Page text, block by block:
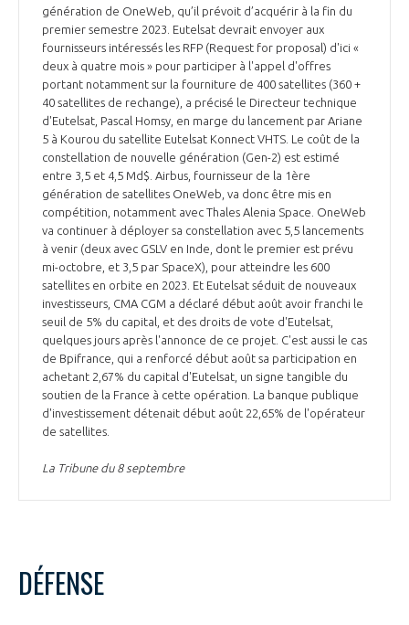
INNOVATION
INTERNATIONALISATION
génération de OneWeb, qu’il prévoit d’acquérir à la fin du
premier semestre 2023. Eutelsat devrait envoyer aux
fournisseurs intéressés les RFP (Request for proposal) d'ici «
deux à quatre mois » pour participer à l'appel d'offres
portant notamment sur la fourniture de 400 satellites (360 +
40 satellites de rechange), a précisé le Directeur technique
d'Eutelsat, Pascal Homsy, en marge du lancement par Ariane
5 à Kourou du satellite Eutelsat Konnect VHTS. Le coût de la
constellation de nouvelle génération (Gen-2) est estimé
entre 3,5 et 4,5 Md$. Airbus, fournisseur de la 1ère
génération de satellites OneWeb, va donc être mis en
compétition, notamment avec Thales Alenia Space. OneWeb
va continuer à déployer sa constellation avec 5,5 lancements
à venir (deux avec GSLV en Inde, dont le premier est prévu
mi-octobre, et 3,5 par SpaceX), pour atteindre les 600
satellites en orbite en 2023. Et Eutelsat séduit de nouveaux
investisseurs, CMA CGM a déclaré début août avoir franchi le
seuil de 5% du capital, et des droits de vote d'Eutelsat,
quelques jours après l'annonce de ce projet. C'est aussi le cas
de Bpifrance, qui a renforcé début août sa participation en
achetant 2,67% du capital d'Eutelsat, un signe tangible du
soutien de la France à cette opération. La banque publique
d'investissement détenait début août 22,65% de l'opérateur
de satellites.
La Tribune du 8 septembre
DÉFENSE